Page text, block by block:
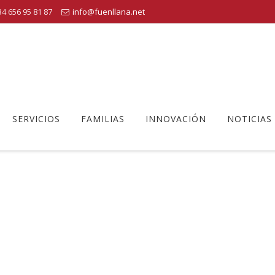
656 95 81 87 info@fuenllana.net
SERVICIOS FAMILIAS INNOVACIÓN NOTICIAS